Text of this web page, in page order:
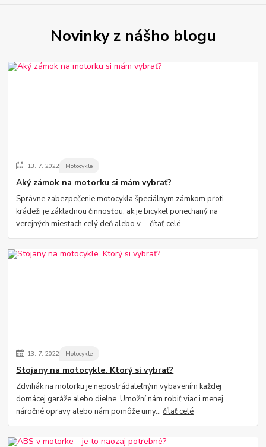
Novinky z nášho blogu
13. 7. 2022 Motocykle
Aký zámok na motorku si mám vybrať?
Správne zabezpečenie motocykla špeciálnym zámkom proti
krádeži je základnou činnosťou, ak je bicykel ponechaný na
verejných miestach celý deň alebo v ...čítať celé
13. 7. 2022 Motocykle
Stojany na motocykle. Ktorý si vybrať?
Zdvihák na motorku je nepostrádateľným vybavením každej
domácej garáže alebo dielne. Umožní nám robiť viac i menej
náročné opravy alebo nám pomôže umy...čítať celé